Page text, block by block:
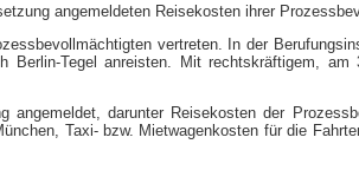
angemeldeten Reisekosten ihrer
vertreten. In der
​Tegel anreisten. Mit rechtskräftigem, am
darunter Reisekosten der
Taxi- bzw. Mietwagenkosten für die